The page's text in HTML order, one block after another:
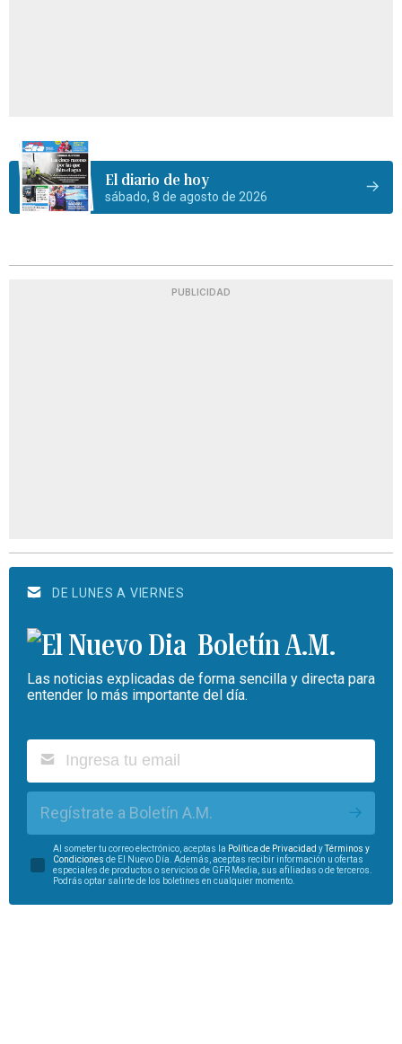
El diario de hoy
sábado, 8 de agosto de 2026
PUBLICIDAD
DE LUNES A VIERNES
Boletín A.M.
Las noticias explicadas de forma sencilla y directa para
entender lo más importante del día.
Regístrate a Boletín A.M.
Al someter tu correo electrónico, aceptas la Política de Privacidad yTérminos y
Condiciones de El Nuevo Día. Además, aceptas recibir información u ofertas
especiales de productos o servicios de GFR Media, sus afiliadas o de terceros.
Podrás optar salirte de los boletines en cualquier momento.